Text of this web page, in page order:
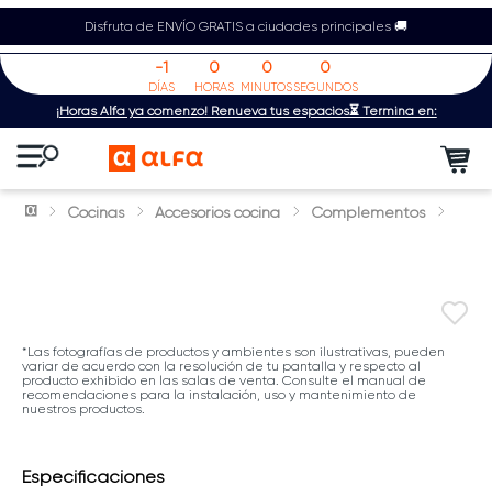
Disfruta de ENVÍO GRATIS a ciudades principales 🚚
¡Horas Alfa ya comenzó! Renueva tus espacios⏳ Termina en:
-1
DÍAS
0
HORAS
0
MINUTOS
0
SEGUNDOS
Cocinas Accesorios cocina Complementos
*Las fotografías de productos y ambientes son ilustrativas, pueden
variar de acuerdo con la resolución de tu pantalla y respecto al
producto exhibido en las salas de venta. Consulte el manual de
recomendaciones para la instalación, uso y mantenimiento de
nuestros productos.
Especificaciones